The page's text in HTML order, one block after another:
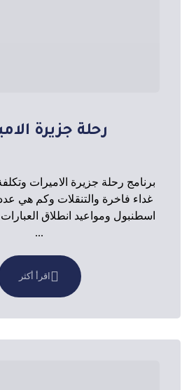
رحلة جزيرة
برنامج رحلة جزيرة الاميرات
غداء فاخرة والتنقلات وكم هي
اسطنبول ومواعيد انطلاق
...
اقرأ أكثر